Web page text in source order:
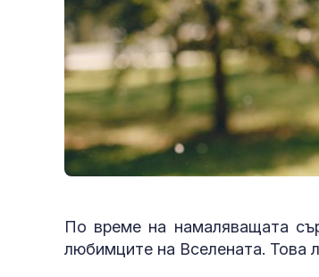
По време на намаляващата
любимците на Вселената. Това